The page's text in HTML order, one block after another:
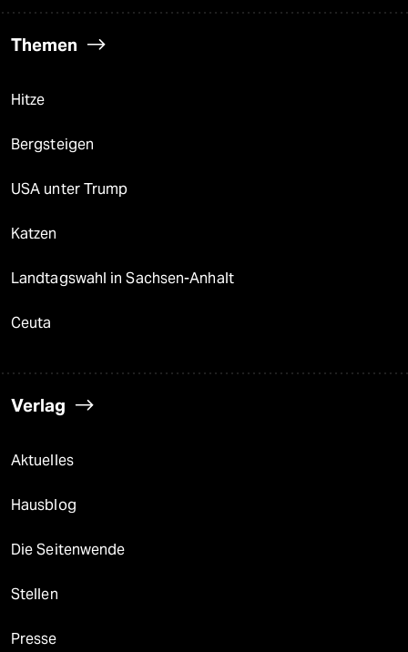
Themen
Hitze
Bergsteigen
USA unter Trump
Katzen
Landtagswahl in Sachsen-Anhalt
Ceuta
Verlag
Aktuelles
Hausblog
Die Seitenwende
Stellen
Presse